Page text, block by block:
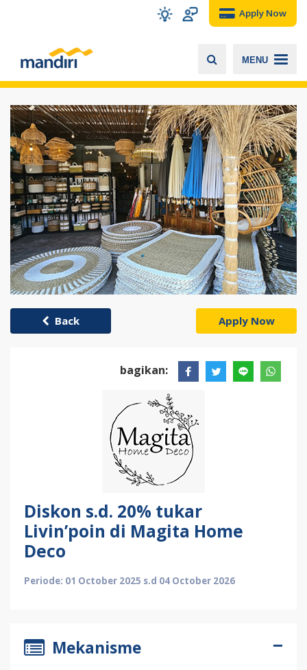
Apply Now
MENU
Back Apply Now
bagikan:
Diskon s.d. 20% tukar
Livin’poin di Magita Home
Deco
Periode: 01 October 2025 s.d 04 October 2026
Mekanisme